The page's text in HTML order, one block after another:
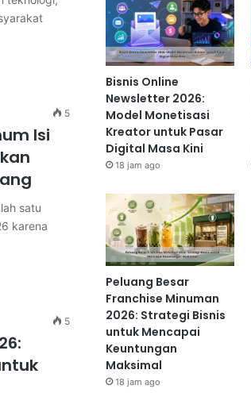
5
Isi
satu
karena
5
Bisnis Online
Newsletter 2026:
Model Monetisasi
Kreator untuk Pasar
Digital Masa Kini
18 jam ago
Peluang Besar
Franchise Minuman
2026: Strategi Bisnis
untuk Mencapai
Keuntungan
Maksimal
18 jam ago